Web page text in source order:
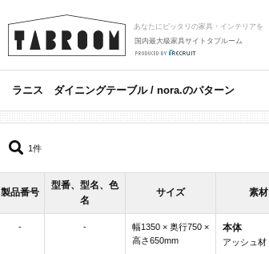
あなたにピッタリの家具・インテリアを
国内最大級家具サイトタブルーム
ラニス ダイニングテーブル / nora.のパターン
1件
製品番号
型番、型名、色
名
サイズ 素材
- -
幅1350 × 奥行750 ×
高さ650mm
本体
アッシュ材